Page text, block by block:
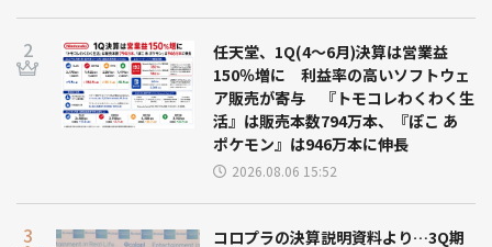
任天堂、1Q(4～6月)決算は営業益
150％増に 利益率の高いソフトウェ
ア販売が寄与 『トモコレわくわく生
活』は販売本数794万本、『ぽこ あ
ポケモン』は946万本に伸長
2026.08.06 15:52
コロプラの決算説明資料より…3Q期